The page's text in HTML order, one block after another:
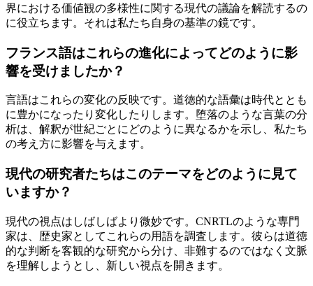
界における価値観の多様性に関する現代の議論を解読するの
に役立ちます。それは私たち自身の基準の鏡です。
フランス語はこれらの進化によってどのように影
響を受けましたか？
言語はこれらの変化の反映です。道徳的な語彙は時代ととも
に豊かになったり変化したりします。堕落のような言葉の分
析は、解釈が世紀ごとにどのように異なるかを示し、私たち
の考え方に影響を与えます。
現代の研究者たちはこのテーマをどのように見て
いますか？
現代の視点はしばしばより微妙です。CNRTLのような専門
家は、歴史家としてこれらの用語を調査します。彼らは道徳
的な判断を客観的な研究から分け、非難するのではなく文脈
を理解しようとし、新しい視点を開きます。